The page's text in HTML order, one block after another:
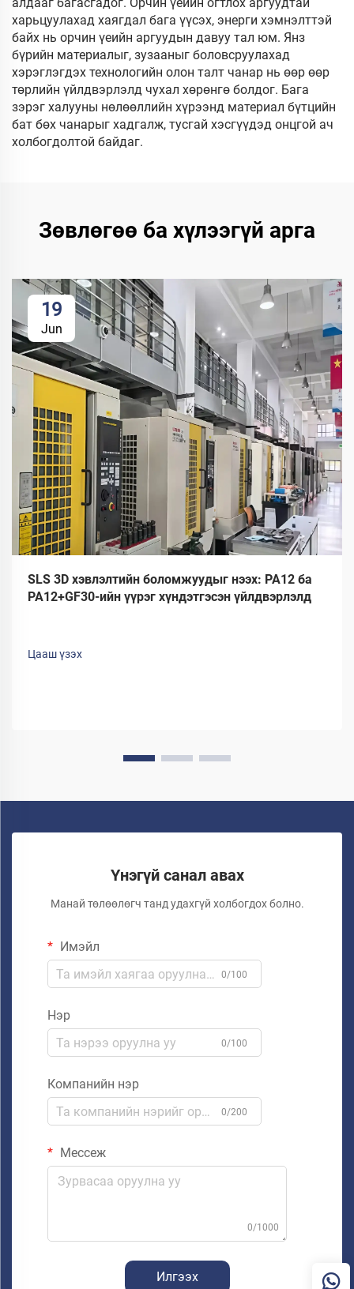
харьцуулахад хаягдал бага үүсэх, энерги хэмнэлттэй
байх нь орчин үеийн аргуудын давуу тал юм. Янз
бүрийн материалыг, зузааныг боловсруулахад
хэрэглэгдэх технологийн олон талт чанар нь өөр өөр
төрлийн үйлдвэрлэлд чухал хөрөнгө болдог. Бага
зэрэг халууны нөлөөллийн хүрээнд материал бүтцийн
бат бөх чанарыг хадгалж, тусгай хэсгүүдэд онцгой ач
холбогдолтой байдаг.
Зөвлөгөө ба хүлээгүй арга
19
Jun
SLS 3D хэвлэлтийн боломжуудыг нээх: PA12 ба
PA12+GF30-ийн үүрэг хүндэтгэсэн үйлдвэрлэлд
Цааш үзэх
Үнэгүй санал авах
Манай төлөөлөгч танд удахгүй холбогдох болно.
Имэйл
0/100
Нэр
0/100
Компанийн нэр
0/200
Мессеж
0/1000
Илгээх